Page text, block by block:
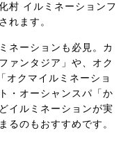
村 イルミネーションフ
れます。
ネーションも必見。カ
ァンタジア」や、オク
オクマイルミネーショ
・オーシャンスパ「か
イルミネーションが実
るのもおすすめです。